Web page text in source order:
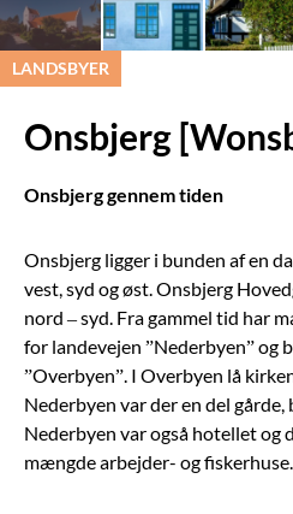
LANDSBYER
Onsbjerg
Onsbjerg gennem tiden
Onsbjerg ligger i bunden af en
vest, syd og øst. Onsbjerg
nord – syd. Fra gammel tid har
for landevejen ”Nederbyen” og
”Overbyen”. I Overbyen lå
Nederbyen var der en del
Nederbyen var også hotellet og
mængde arbejder- og fiskerhuse.